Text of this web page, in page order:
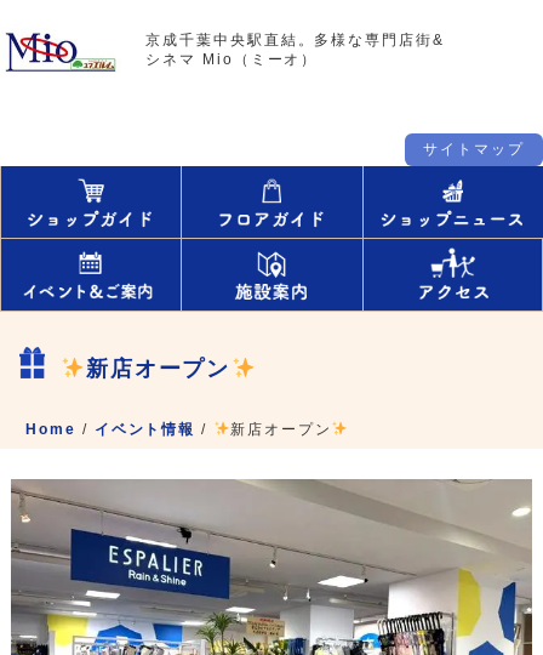
京成千葉中央駅直結。多様な専門店街&
シネマ Mio（ミーオ）
サイトマップ
新店オープン
Home / イベント情報 / 新店オープン